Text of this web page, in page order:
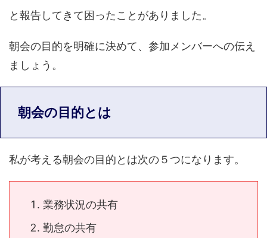
と報告してきて困ったことがありました。
朝会の目的を明確に決めて、参加メンバーへの伝え
ましょう。
朝会の目的とは
私が考える朝会の目的とは次の５つになります。
業務状況の共有
勤怠の共有